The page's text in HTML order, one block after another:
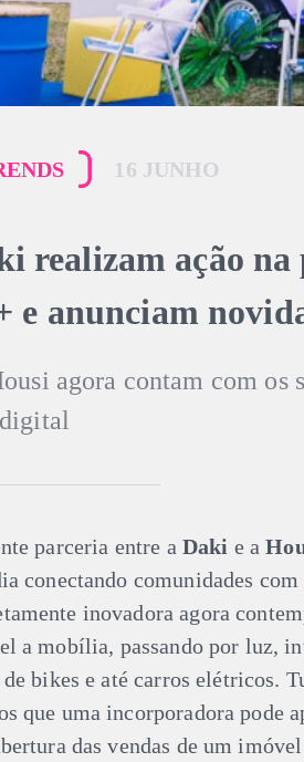
16 JUNHO
realizam ação na
e anunciam
agora contam com os
parceria entre aDaki e a
conectando comunidades
inovadora agora
a mobília, passando por luz,
bikes e até carros elétricos.
que uma incorporadora pode
das vendas de um